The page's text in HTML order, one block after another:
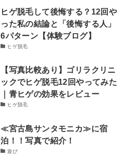
ヒゲ脱毛して後悔する？12回や
った私の結論と「後悔する人」
6パターン【体験ブログ】
ヒゲ脱毛
【写真比較あり】ゴリラクリニ
ックでヒゲ脱毛12回やってみた
｜青ヒゲの効果をレビュー
ヒゲ脱毛
≪宮古島サンタモニカ≫に宿
泊！！写真で紹介！
遊び